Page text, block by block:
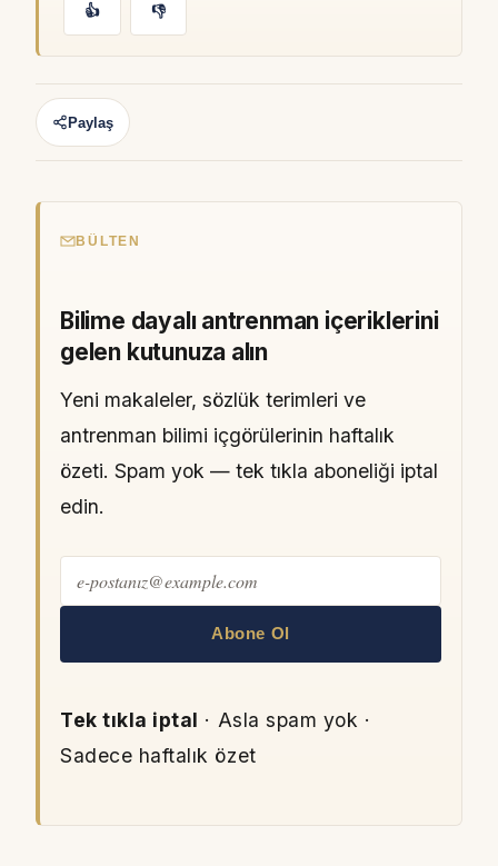
👍 👎
Paylaş
BÜLTEN
Bilime dayalı antrenman içeriklerini
gelen kutunuza alın
Yeni makaleler, sözlük terimleri ve
antrenman bilimi içgörülerinin haftalık
özeti. Spam yok — tek tıkla aboneliği iptal
edin.
Abone Ol
Tek tıkla iptal · Asla spam yok ·
Sadece haftalık özet